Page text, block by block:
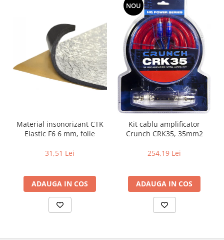
Material insonorizant CTK
Elastic F6 6 mm, folie
31,51 Lei
ADAUGA IN COS
NOU
Kit cablu amplificator
Crunch CRK35, 35mm2
254,19 Lei
ADAUGA IN COS